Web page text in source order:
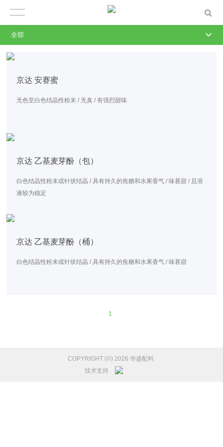
京达 安赛蜜
无色至白色结晶性粉末 / 无臭 / 有强烈甜味
京达 乙基麦芽酚（包）
白色结晶性粉末或针状结晶 / 具有持久的焦糖和水果香气 / 味甚甜 / 且溶
液较为稳定
京达 乙基麦芽酚（桶）
白色结晶性粉末或针状结晶 / 具有持久的焦糖和水果香气 / 味甚甜
1
COPYRIGHT (©) 2026 华盛配料.
技术支持
全部